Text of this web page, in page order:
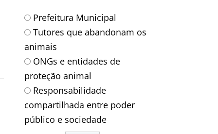
Prefeitura Municipal
Tutores que abandonam os
animais
ONGs e entidades de
proteção animal
Responsabilidade
compartilhada entre poder
público e sociedade